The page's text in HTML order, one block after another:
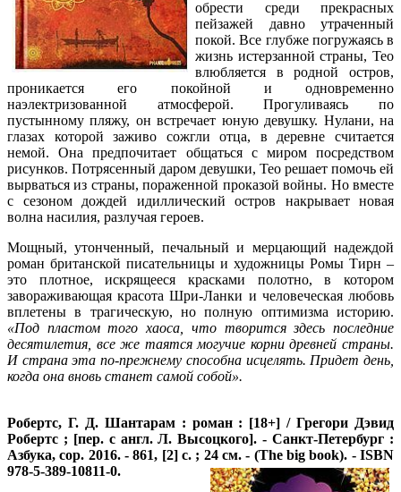
обрести среди прекрасных
пейзажей давно утраченный
покой. Все глубже погружаясь в
жизнь истерзанной страны, Тео
влюбляется в родной остров,
проникается его покойной и одновременно
наэлектризованной атмосферой. Прогуливаясь по
пустынному пляжу, он встречает юную девушку. Нулани, на
глазах которой заживо сожгли отца, в деревне считается
немой. Она предпочитает общаться с миром посредством
рисунков. Потрясенный даром девушки, Тео решает помочь ей
вырваться из страны, пораженной проказой войны. Но вместе
с сезоном дождей идиллический остров накрывает новая
волна насилия, разлучая героев.
Мощный, утонченный, печальный и мерцающий надеждой
роман британской писательницы и художницы Ромы Тирн –
это плотное, искрящееся красками полотно, в котором
завораживающая красота Шри-Ланки и человеческая любовь
вплетены в трагическую, но полную оптимизма историю.
«Под пластом того хаоса, что творится здесь последние
десятилетия, все же таятся могучие корни древней страны.
И страна эта по-прежнему способна исцелять. Придет день,
когда она вновь станет самой собой».
Робертс, Г. Д.Шантарам : роман : [18+] / Грегори Дэвид
Робертс ; [пер. с англ. Л. Высоцкого]. - Санкт-Петербург :
Азбука, cop. 2016. - 861, [2] с. ; 24 см. - (The big book). - ISBN
978-5-389-10811-0.